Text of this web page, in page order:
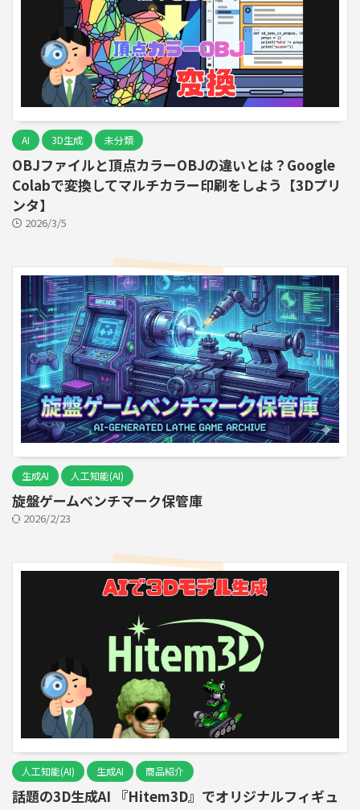
AI 3D生成 未分類
OBJファイルと頂点カラーOBJの違いとは？Google
Colabで変換してマルチカラー印刷をしよう【3Dプリ
ンタ】
2026/3/5
生成AI 人工知能(AI)
旋盤ゲームベンチマーク保管庫
2026/2/23
人工知能(AI) 生成AI 商品紹介
話題の3D生成AI 『Hitem3D』でオリジナルフィギュ